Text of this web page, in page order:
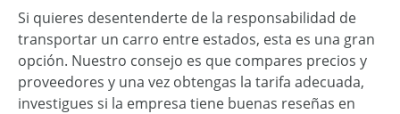
Si quieres desentenderte de la responsabilidad de
transportar un carro entre estados, esta es una gran
opción. Nuestro consejo es que compares precios y
proveedores y una vez obtengas la tarifa adecuada,
investigues si la empresa tiene buenas reseñas en